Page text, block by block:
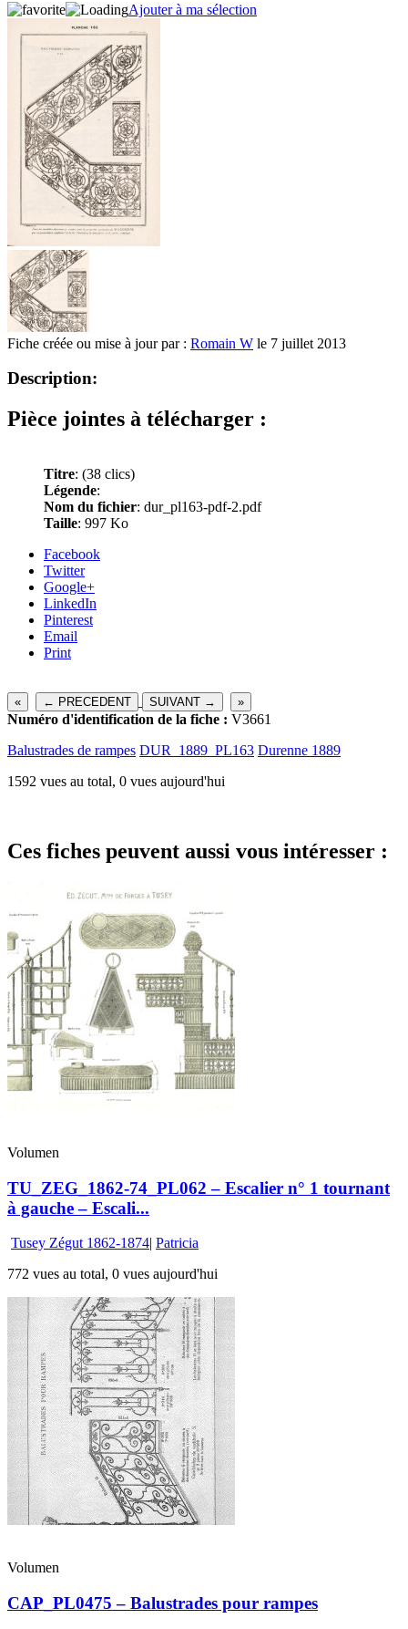
Ajouter à ma sélection
Fiche créée ou mise à jour par : Romain W le 7 juillet 2013
Description:
Pièce jointes à télécharger :
Titre: (38 clics)
Légende:
Nom du fichier: dur_pl163-pdf-2.pdf
Taille: 997 Ko
Facebook
Twitter
Google+
LinkedIn
Pinterest
Email
Print
« ← PRECEDENT SUIVANT → »
Numéro d'identification de la fiche : V3661
Balustrades de rampes DUR_1889_PL163 Durenne 1889
1592 vues au total, 0 vues aujourd'hui
Ces fiches peuvent aussi vous intéresser :
Volumen
TU_ZEG_1862-74_PL062 – Escalier n° 1 tournant
à gauche – Escali...
Tusey Zégut 1862-1874| Patricia
772 vues au total, 0 vues aujourd'hui
Volumen
CAP_PL0475 – Balustrades pour rampes